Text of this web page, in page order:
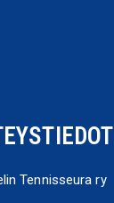
Tennisseura ry